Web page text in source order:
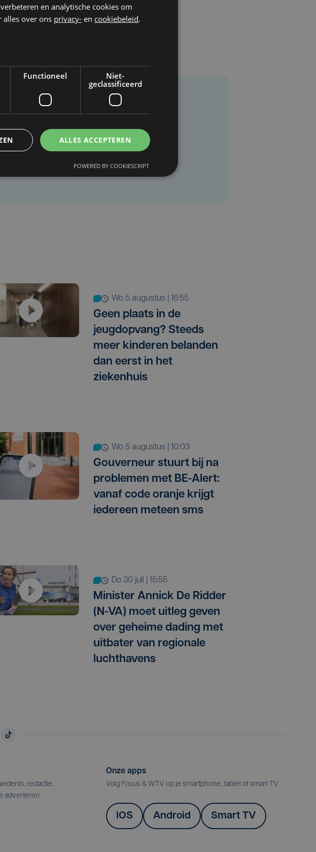
in dit artikel?
wo 5 augustus | 16:55
Geen plaats in de
jeugdopvang? Steeds
meer kinderen belanden
dan eerst in het
ziekenhuis
wo 5 augustus | 10:03
Gouverneur stuurt bij na
problemen met BE-Alert:
vanaf code oranje krijgt
iedereen meteen sms
do 30 juli | 15:55
Minister Annick De Ridder
(N-VA) moet uitleg geven
over geheime dading met
uitbater van regionale
luchthavens
redactie,
adverteren.
Onze apps
Volg Focus & WTV op je smartphone, tablet of smart TV.
IOS Android Smart TV
en analytische cookies om
alles over ons privacy- en cookiebeleid.
Functioneel
Niet-
geclassificeerd
ALLES ACCEPTEREN
POWERED BY COOKIESCRIPT